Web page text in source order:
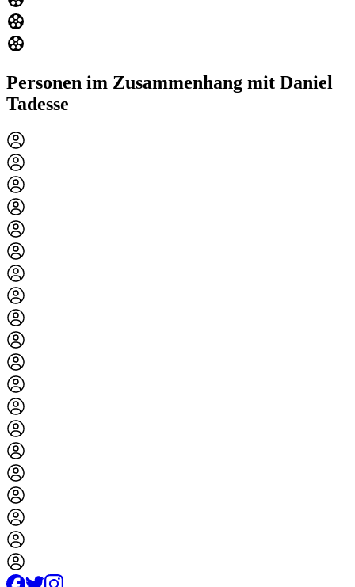
Personen im Zusammenhang mit Daniel
Tadesse